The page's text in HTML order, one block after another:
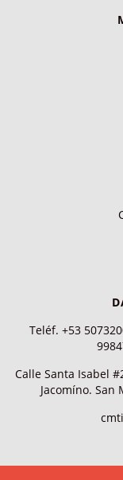
Teléf. +53
Calle Santa Isabel
Jacomíno. San